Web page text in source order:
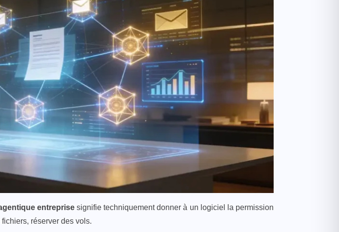
entreprisesignifie techniquement donner à un logiciel la permission
réserver des vols.